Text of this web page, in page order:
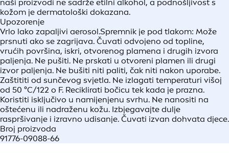
naši proizvodi ne sadrže etilni alkohol, a podnošljivost s
kožom je dermatološki dokazana.
Upozorenje
Vrlo lako zapaljivi aerosol.Spremnik je pod tlakom: Može
prsnuti ako se zagrijava. Čuvati odvojeno od topline,
vrućih površina, iskri, otvorenog plamena i drugih izvora
paljenja. Ne pušiti. Ne prskati u otvoreni plamen ili drugi
izvor paljenja. Ne bušiti niti paliti, čak niti nakon uporabe.
Zaštititi od sunčevog svjetla. Ne izlagati temperaturi višoj
od 50 °C/122 o F. Reciklirati bočicu tek kada je prazna.
Koristiti isključivo u namijenjenu svrhu. Ne nanositi na
oštećenu ili nadraženu kožu. Izbjegavajte dulje
raspršivanje i izravno udisanje. Čuvati izvan dohvata djece.
Broj proizvoda
91776-09088-66